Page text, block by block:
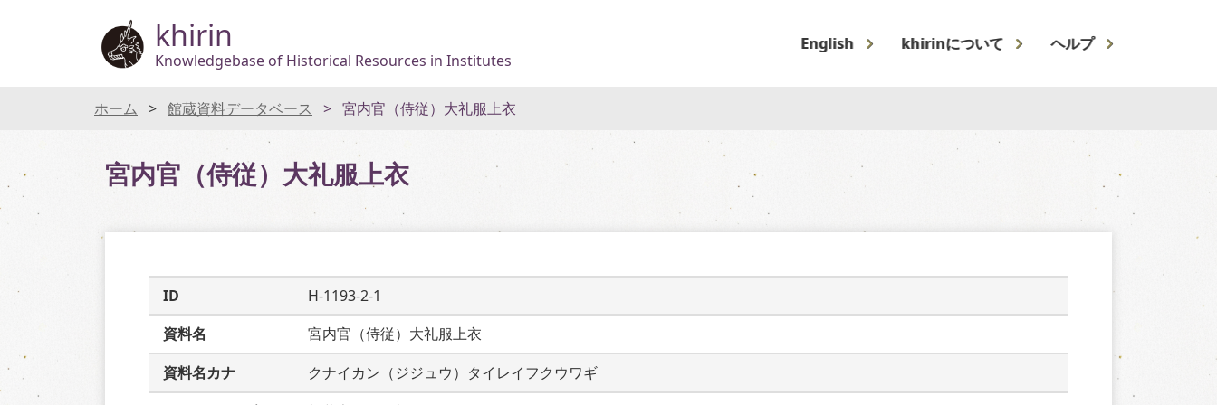
khirin
Knowledgebase of Historical Resources in Institutes
English khirinについて ヘルプ
ホーム 館蔵資料データベース 宮内官（侍従）大礼服上衣
宮内官（侍従）大礼服上衣
ID
H-1193-2-1
資料名
宮内官（侍従）大礼服上衣
資料名カナ
クナイカン（ジジュウ）タイレイフクウワギ